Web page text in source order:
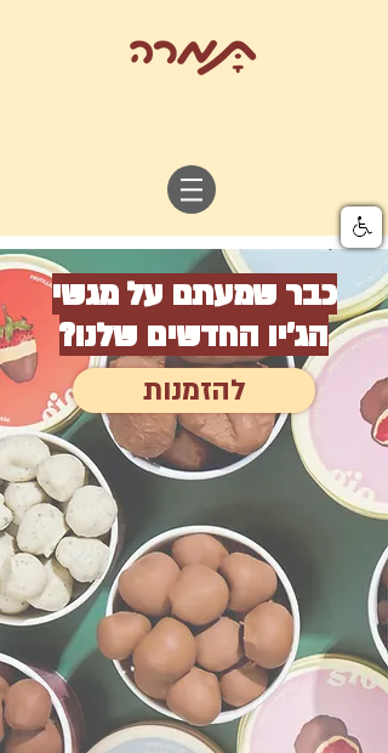
כבר שמעתם על מגשי
הג'יו החדשים שלנו?
להזמנות